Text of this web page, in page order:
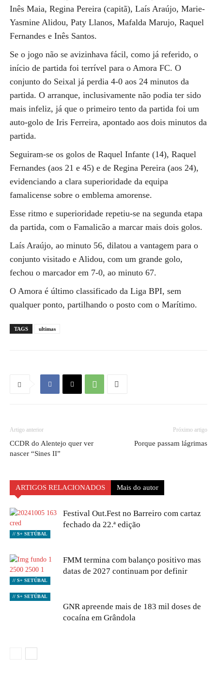
Inês Maia, Regina Pereira (capitã), Laís Araújo, Marie-
Yasmine Alidou, Paty Llanos, Mafalda Marujo, Raquel
Fernandes e Inês Santos.
Se o jogo não se avizinhava fácil, como já referido, o
início de partida foi terrível para o Amora FC. O
conjunto do Seixal já perdia 4-0 aos 24 minutos da
partida. O arranque, inclusivamente não podia ter sido
mais infeliz, já que o primeiro tento da partida foi um
auto-golo de Iris Ferreira, apontado aos dois minutos da
partida.
Seguiram-se os golos de Raquel Infante (14), Raquel
Fernandes (aos 21 e 45) e de Regina Pereira (aos 24),
evidenciando a clara superioridade da equipa
famalicense sobre o emblema amorense.
Esse ritmo e superioridade repetiu-se na segunda etapa
da partida, com o Famalicão a marcar mais dois golos.
Laís Araújo, ao minuto 56, dilatou a vantagem para o
conjunto visitado e Alidou, com um grande golo,
fechou o marcador em 7-0, ao minuto 67.
O Amora é último classificado da Liga BPI, sem
qualquer ponto, partilhando o posto com o Marítimo.
TAGS ultimas
Artigo anterior
CCDR do Alentejo quer ver
nascer “Sines II”
Próximo artigo
Porque passam lágrimas
ARTIGOS RELACIONADOS Mais do autor
// S+ SETÚBAL
Festival Out.Fest no Barreiro com cartaz
fechado da 22.ª edição
// S+ SETÚBAL
FMM termina com balanço positivo mas
datas de 2027 continuam por definir
// S+ SETÚBAL
GNR apreende mais de 183 mil doses de
cocaína em Grândola